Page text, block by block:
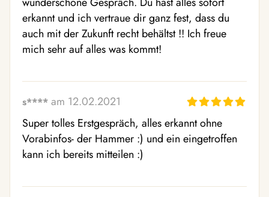
erkannt und ich vertraue dir ganz fest, dass du
auch mit der Zukunft recht behältst !! Ich freue
mich sehr auf alles was kommt!
s**** am 12.02.2021
Super tolles Erstgespräch, alles erkannt ohne
Vorabinfos- der Hammer :) und ein eingetroffen
kann ich bereits mitteilen :)